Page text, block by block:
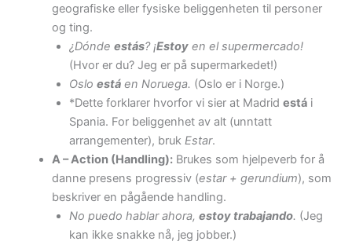
geografiske eller fysiske beliggenheten til personer
og ting.
¿Dóndeestás? ¡Estoy en el supermercado!
(Hvor er du? Jeg er på supermarkedet!)
Osloestá en Noruega. (Oslo er i Norge.)
*Dette forklarer hvorfor vi sier at Madridestá i
Spania. For beliggenhet av alt (unntatt
arrangementer), brukEstar.
A – Action (Handling): Brukes som hjelpeverb for å
danne presens progressiv (estar + gerundium), som
beskriver en pågående handling.
No puedo hablar ahora,estoy trabajando. (Jeg
kan ikke snakke nå, jeg jobber.)